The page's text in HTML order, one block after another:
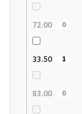
72.00 0
33.50 1
83.00 0